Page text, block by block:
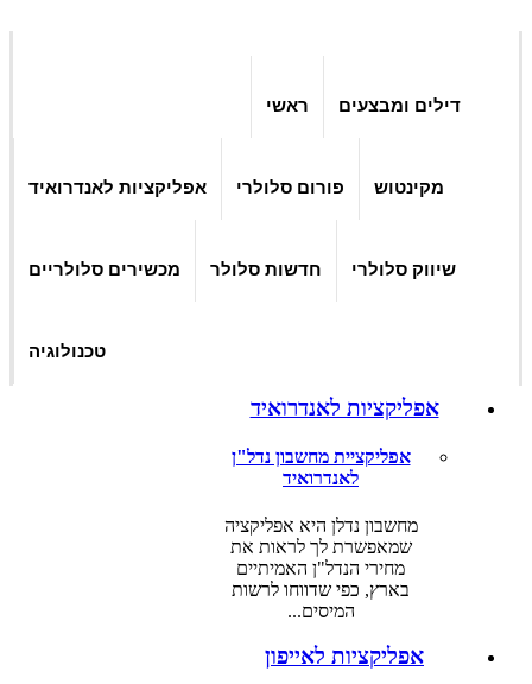
ראשי דילים ומבצעים
אפליקציות לאנדרואיד פורום סלולרי מקינטוש
מכשירים סלולריים חדשות סלולר שיווק סלולרי
טכנולוגיה
אפליקציות לאנדרואיד
אפליקציית מחשבון נדל"ן
לאנדרואיד
מחשבון נדלן היא אפליקציה
שמאפשרת לך לראות את
מחירי הנדל"ן האמיתיים
בארץ, כפי שדווחו לרשות
המיסים...
אפליקציות לאייפון